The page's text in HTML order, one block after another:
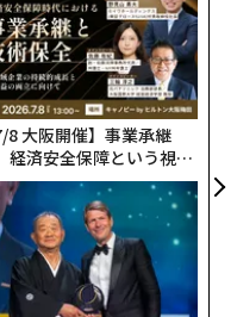
8 大阪開催】事業承継
経済安全保障という視点
わるとき──経営者が問
る新たな判断軸